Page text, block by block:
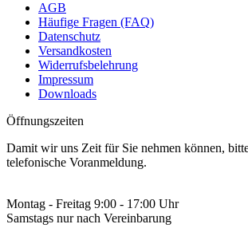
AGB
Häufige Fragen (FAQ)
Datenschutz
Versandkosten
Widerrufsbelehrung
Impressum
Downloads
Öffnungszeiten
Damit wir uns Zeit für Sie nehmen können,
telefonische Voranmeldung.
Montag - Freitag 9:00 - 17:00 Uhr
Samstags nur nach Vereinbarung